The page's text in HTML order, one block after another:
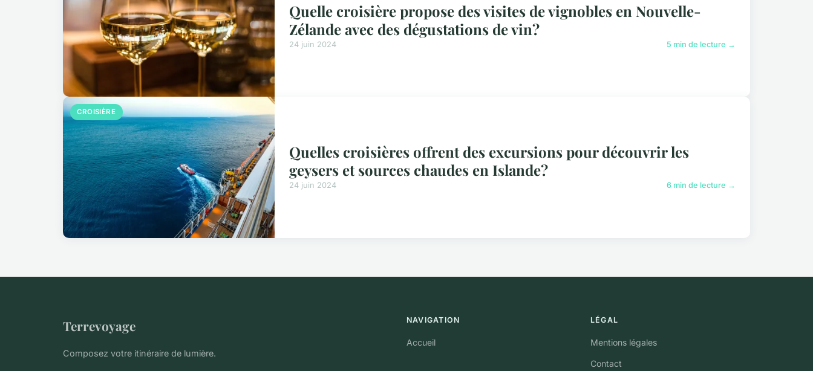
Quelle croisière propose des visites de vignobles en Nouvelle-
Zélande avec des dégustations de vin?
24 juin 2024 5 min de lecture →
CROISIÈRE
Quelles croisières offrent des excursions pour découvrir les
geysers et sources chaudes en Islande?
24 juin 2024 6 min de lecture →
Terrevoyage
Composez votre itinéraire de lumière.
NAVIGATION
Accueil
LÉGAL
Mentions légales
Contact